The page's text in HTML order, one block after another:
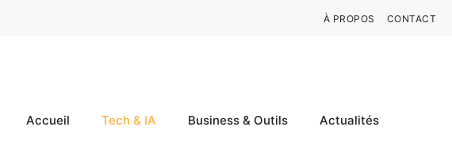
À PROPOS CONTACT
Accueil Tech & IA Business & Outils Actualités